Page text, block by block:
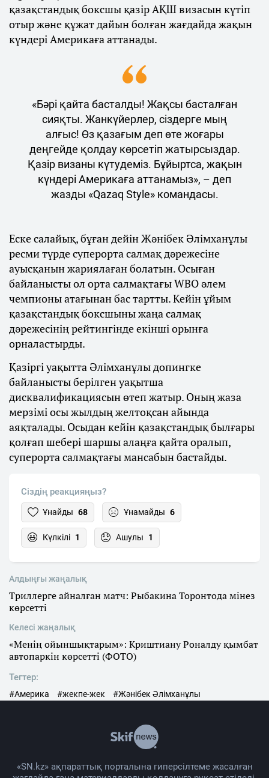
қазақстандық боксшы қазір АҚШ визасын күтіп
отыр және құжат дайын болған жағдайда жақын
күндері Америкаға аттанады.
«Бәрі қайта басталды! Жақсы басталған
сияқты. Жанкүйерлер, сіздерге мың
алғыс! Өз қазағым деп өте жоғары
деңгейде қолдау көрсетіп жатырсыздар.
Қазір визаны күтудеміз. Бұйыртса, жақын
күндері Америкаға аттанамыз», – деп
жазды «Qazaq Style» командасы.
Еске салайық, бұған дейін Жәнібек Әлімханұлы
ресми түрде суперорта салмақ дәрежесіне
ауысқанын жариялаған болатын. Осыған
байланысты ол орта салмақтағы WBO әлем
чемпионы атағынан бас тартты. Кейін ұйым
қазақстандық боксшыны жаңа салмақ
дәрежесінің рейтингінде екінші орынға
орналастырды.
Қазіргі уақытта Әлімханұлы допингке
байланысты берілген уақытша
дисквалификациясын өтеп жатыр. Оның жаза
мерзімі осы жылдың желтоқсан айында
аяқталады. Осыдан кейін қазақстандық былғары
қолғап шебері шаршы алаңға қайта оралып,
суперорта салмақтағы мансабын бастайды.
Сіздің реакцияңыз?
Ұнайды 68 Ұнамайды 6
Күлкілі 1 Ашулы 1
Алдыңғы жаңалық
Триллерге айналған матч: Рыбакина Торонтода мінез
көрсетті
Келесі жаңалық
«Менің ойыншықтарым»: Криштиану Роналду қымбат
автопаркін көрсетті (ФОТО)
Тегтер:
#Америка #жекпе-жек #Жәнібек Әлімханұлы
«SN.kz» ақпараттық порталына гиперсілтеме жасалған